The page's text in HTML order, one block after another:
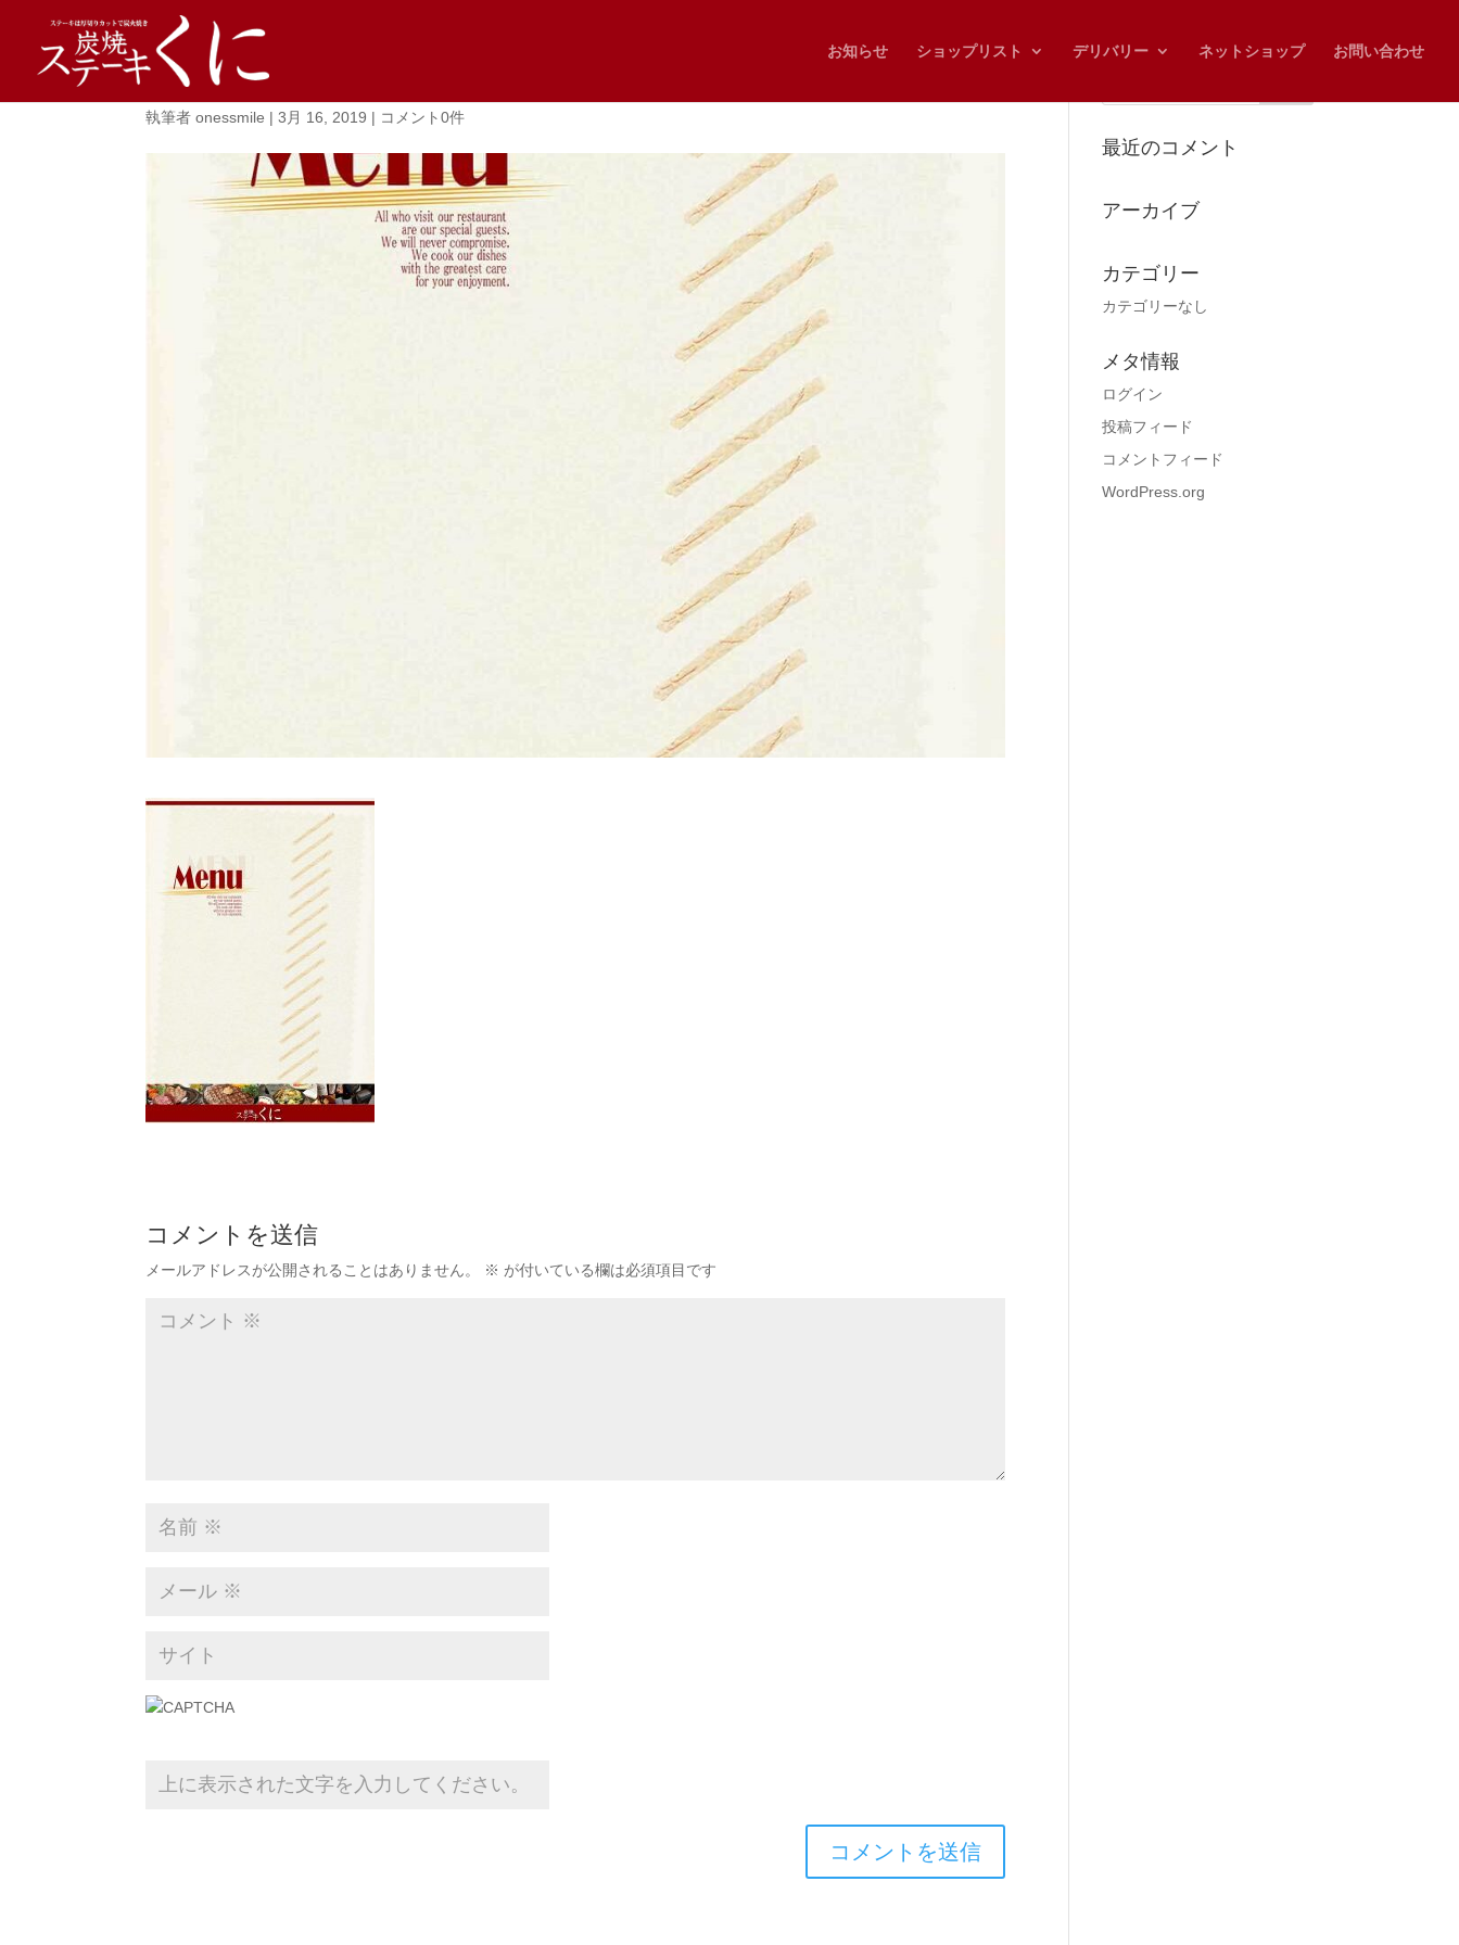
お知らせ ショップリスト デリバリー ネットショップ お問い合わせ
180913_Natori_Gmenu-1
執筆者onessmile |3月 16, 2019 | コメント0件
コメントを送信
メールアドレスが公開されることはありません。 ※ が付いている欄は必須項目です
最近のコメント
アーカイブ
カテゴリー
カテゴリーなし
メタ情報
ログイン
投稿フィード
コメントフィード
WordPress.org